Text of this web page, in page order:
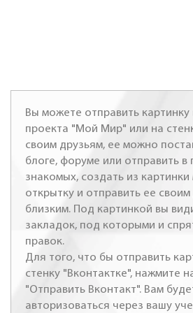
Вы можете отправить картинку
проекта "Мой Мир" или на
своим друзьям, ее можно
блоге, форуме или отправить в
знакомых, создать из
открытку и отправить ее
близким. Под картинкой вы
закладок, под которыми и
правок.
Для того, что бы отправить
стенку "Вконтактке", нажмите
"Отправить Вконтакт". Вам
авторизоваться через вашу